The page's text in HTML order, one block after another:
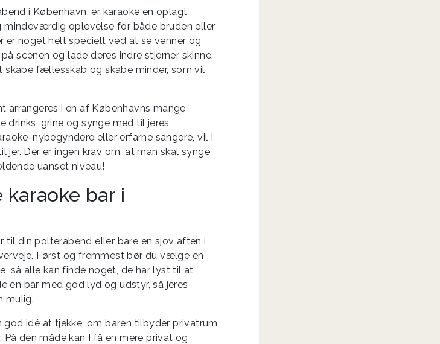
i København, er karaoke en oplagt
mindeværdig oplevelse for både bruden eller
er noget helt specielt ved at se venner og
scenen og lade deres indre stjerner skinne.
skabe fællesskab og skabe minder, som vil
arrangeres i en af Københavns mange
drinks, grine og synge med til jeres
nybegyndere eller erfarne sangere, vil I
jer. Der er ingen krav om, at man skal synge
uanset niveau!
bar i
til din polterabend eller bare en sjov aften i
Først og fremmest bør du vælge en
så alle kan finde noget, de har lyst til at
en bar med god lyd og udstyr, så jeres
mulig.
idé at tjekke, om baren tilbyder privatrum
den måde kan I få en mere privat og